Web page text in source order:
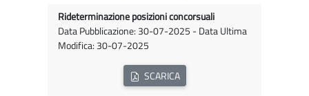
Rideterminazione posizioni concorsuali
Data Pubblicazione: 30-07-2025 - Data Ultima
Modifica: 30-07-2025
SCARICA